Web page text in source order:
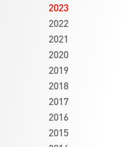
2023
2022
2021
2020
2019
2018
2017
2016
2015